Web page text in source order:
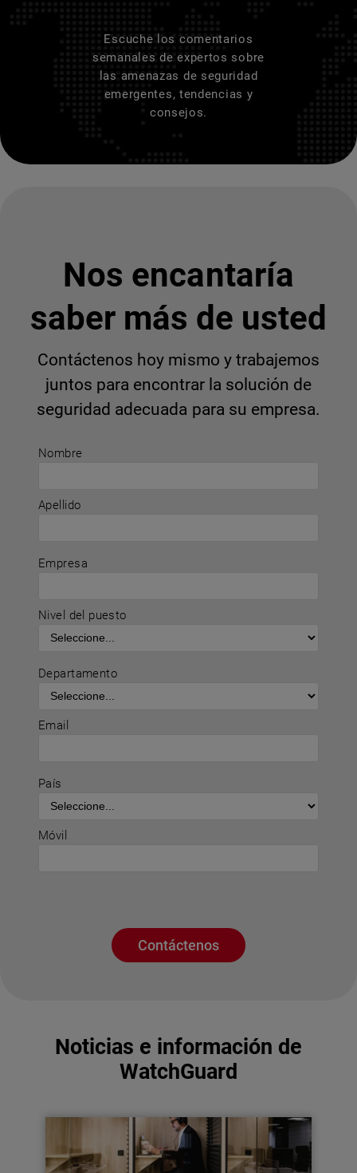
Escuche los comentarios
semanales de expertos sobre
las amenazas de seguridad
emergentes, tendencias y
consejos.
Nombre
Apellido
Empresa
Nivel del puesto
Departamento
Email
País
Móvil
Contáctenos
Nos encantaría
saber más de usted
Contáctenos hoy mismo y trabajemos
juntos para encontrar la solución de
seguridad adecuada para su empresa.
Noticias e información de
WatchGuard